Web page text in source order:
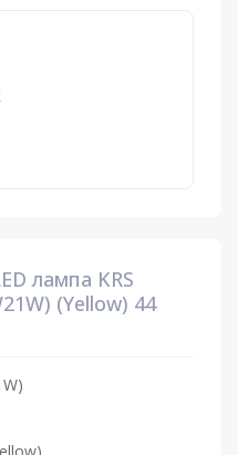
лампа KRS
(Yellow) 44